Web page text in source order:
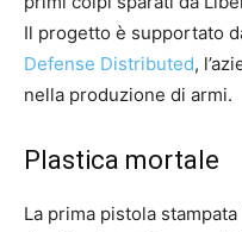
Il progetto è supportato
Defense Distributed,
nella produzione di armi.
Plastica mortale
La prima pistola